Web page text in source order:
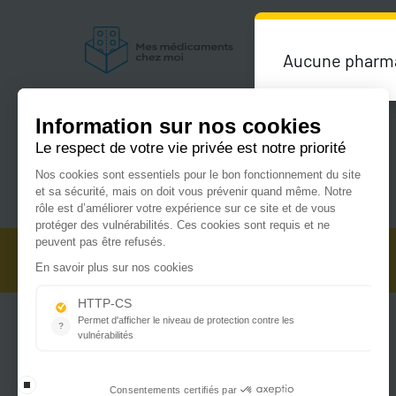
Du lundi au vendredi de 9h00 à 18h00
Aucune